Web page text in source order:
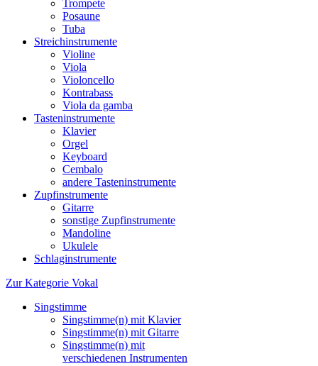
Trompete
Posaune
Tuba
Streichinstrumente
Violine
Viola
Violoncello
Kontrabass
Viola da gamba
Tasteninstrumente
Klavier
Orgel
Keyboard
Cembalo
andere Tasteninstrumente
Zupfinstrumente
Gitarre
sonstige Zupfinstrumente
Mandoline
Ukulele
Schlaginstrumente
Zur Kategorie Vokal
Singstimme
Singstimme(n) mit Klavier
Singstimme(n) mit Gitarre
Singstimme(n) mit
verschiedenen Instrumenten